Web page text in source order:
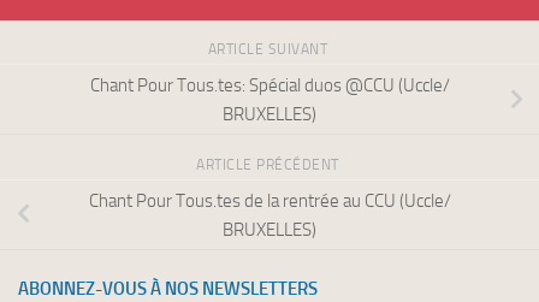
ARTICLE SUIVANT
Chant Pour Tous.tes: Spécial duos @CCU (Uccle/
BRUXELLES)
ARTICLE PRÉCÉDENT
Chant Pour Tous.tes de la rentrée au CCU (Uccle/
BRUXELLES)
ABONNEZ-VOUS À NOS NEWSLETTERS